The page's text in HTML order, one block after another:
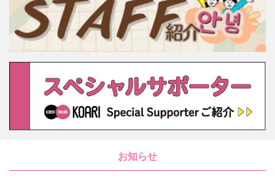
お知らせ